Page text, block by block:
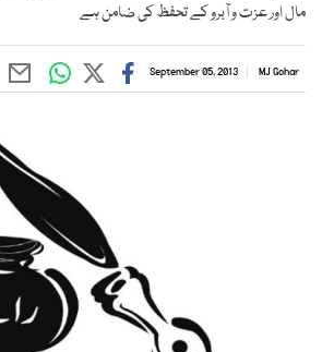
مال اور عزت و آبرو کے تحفظ کی ضامن ہے
MJ Gohar
September 05, 2013